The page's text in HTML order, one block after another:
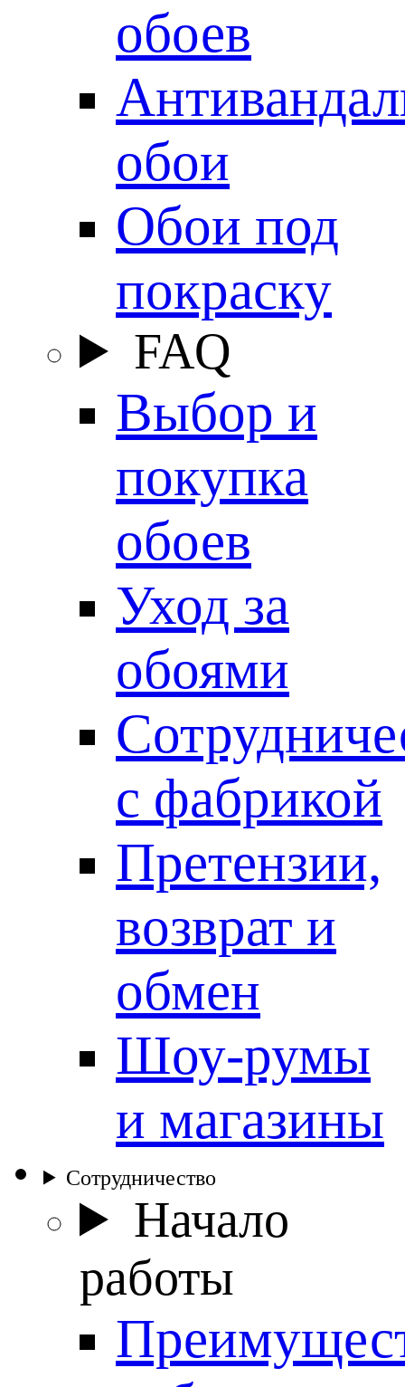
обоев
обои
Обои под
покраску
FAQ
Выбор и
покупка
обоев
Уход за
обоями
с фабрикой
Претензии,
возврат и
обмен
Шоу-румы
и магазины
Сотрудничество
Начало
работы